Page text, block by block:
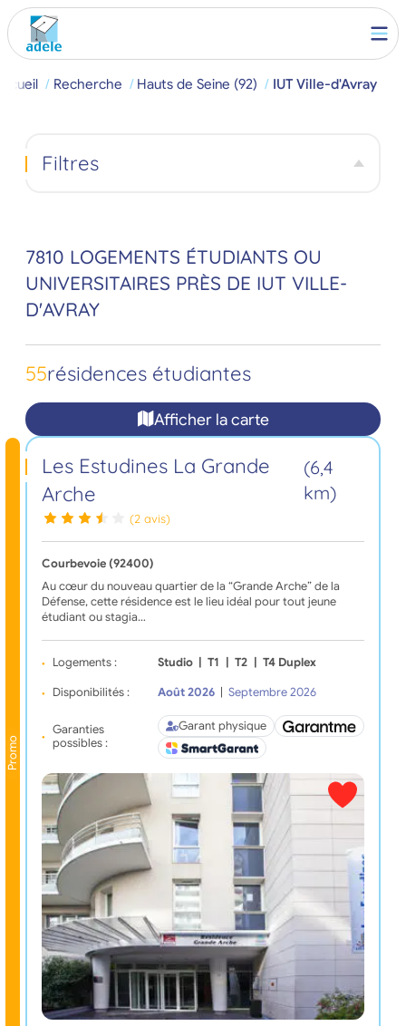
Recherche Hauts de Seine (92) IUT Ville-d'Avray
7810 LOGEMENTS ÉTUDIANTS OU
UNIVERSITAIRES PRÈS DE IUT VILLE-
D'AVRAY
55résidences étudiantes
Afficher la carte
Promo
Les Estudines La Grande
Arche
(6,4
km)
(2 avis)
Courbevoie (92400)
Au cœur du nouveau quartier de la “Grande Arche” de la
Défense, cette résidence est le lieu idéal pour tout jeune
étudiant ou stagia…
Logements : Studio T1 T2 T4 Duplex
Disponibilités : Août 2026 Septembre 2026
Garanties
possibles :
Garant physique
Filtres